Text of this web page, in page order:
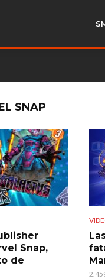
SNAP
Snap,
de